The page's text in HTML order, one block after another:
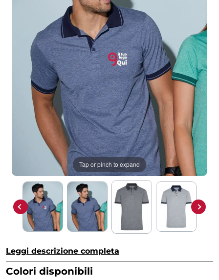
Tap or pinch to expand
Leggi descrizione completa
Colori disponibili